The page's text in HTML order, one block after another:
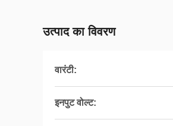
उत्पाद का विवरण
वारंटी:
इनपुट वोल्ट: